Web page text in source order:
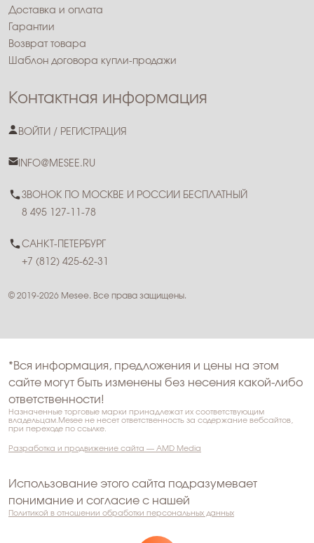
Доставка и оплата
Гарантии
Возврат товара
Шаблон договора купли-продажи
Контактная информация
ВОЙТИ / РЕГИСТРАЦИЯ
INFO@MESEE.RU
ЗВОНОК ПО МОСКВЕ И РОССИИ БЕСПЛАТНЫЙ
8 495 127-11-78
САНКТ-ПЕТЕРБУРГ
+7 (812) 425-62-31
© 2019-2026 Mesee. Все права защищены.
*Вся информация, предложения и цены на этом
сайте могут быть изменены без несения какой-либо
ответственности!
Назначенные торговые марки принадлежат их соответствующим
владельцам.Mesee не несет ответственность за содержание вебсайтов,
при переходе по ссылке.
Разработка и продвижение сайта — AMD Media
Использование этого сайта подразумевает
понимание и согласие с нашей
Политикой в отношении обработки персональных данных